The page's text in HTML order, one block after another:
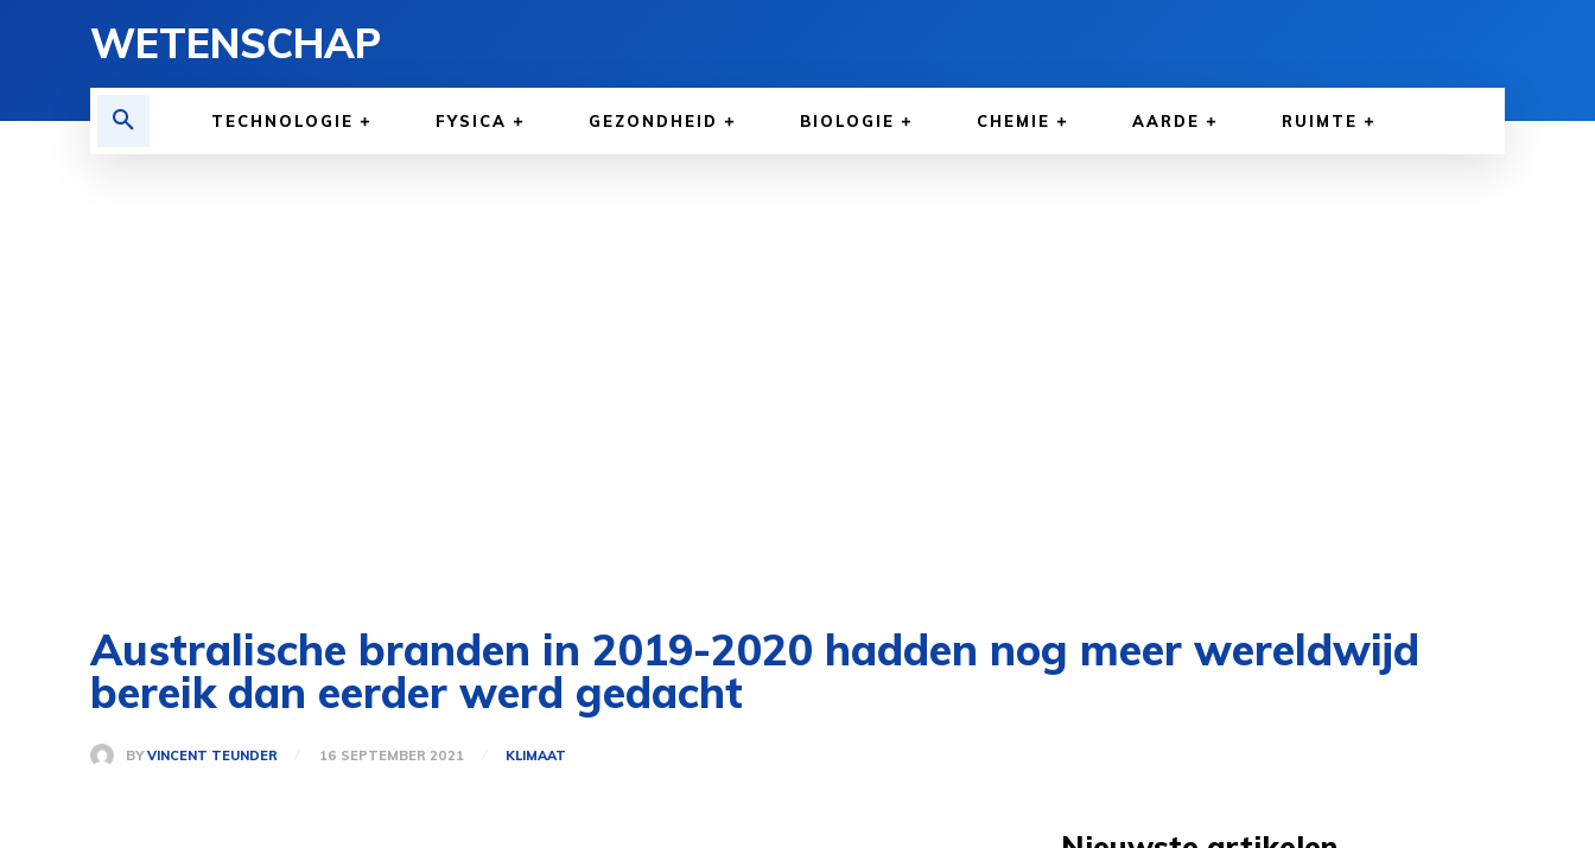
WETENSCHAP
TECHNOLOGIE FYSICA GEZONDHEID BIOLOGIE CHEMIE AARDE RUIMTE
Australische branden in 2019-2020 hadden nog meer wereldwijd
bereik dan eerder werd gedacht
BY VINCENT TEUNDER 16 SEPTEMBER 2021 KLIMAAT